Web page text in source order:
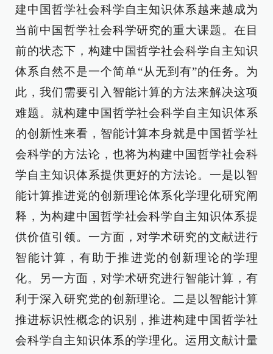
建中国哲学社会科学自主知识体系越来越成为
当前中国哲学社会科学研究的重大课题。在目
前的状态下，构建中国哲学社会科学自主知识
体系自然不是一个简单“从无到有”的任务。为
此，我们需要引入智能计算的方法来解决这项
难题。就构建中国哲学社会科学自主知识体系
的创新性来看，智能计算本身就是中国哲学社
会科学的方法论，也将为构建中国哲学社会科
学自主知识体系提供更好的方法论。一是以智
能计算推进党的创新理论体系化学理化研究阐
释，为构建中国哲学社会科学自主知识体系提
供价值引领。一方面，对学术研究的文献进行
智能计算，有助于推进党的创新理论的学理
化。另一方面，对学术研究进行智能计算，有
利于深入研究党的创新理论。二是以智能计算
推进标识性概念的识别，推进构建中国哲学社
会科学自主知识体系的学理化。运用文献计量